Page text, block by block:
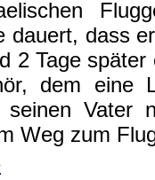
dauert, dass
2 Tage
dem eine
Vater
Weg zum